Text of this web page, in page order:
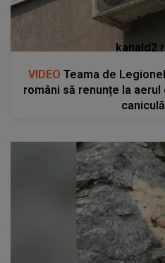
VIDEO Teama de
români să renunțe la
caniculă